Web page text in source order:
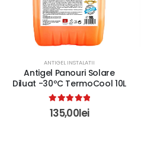
ANTIGEL INSTALATII
Antigel Panouri Solare
Diluat -30ºC TermoCool 10L
5.00out of 5
135,00lei